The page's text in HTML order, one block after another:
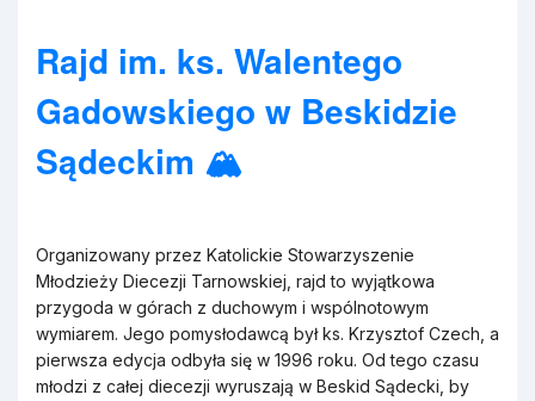
Rajd im. ks. Walentego
Gadowskiego w Beskidzie
Sądeckim 🏔️
Organizowany przez Katolickie Stowarzyszenie
Młodzieży Diecezji Tarnowskiej, rajd to wyjątkowa
przygoda w górach z duchowym i wspólnotowym
wymiarem. Jego pomysłodawcą był ks. Krzysztof Czech, a
pierwsza edycja odbyła się w 1996 roku. Od tego czasu
młodzi z całej diecezji wyruszają w Beskid Sądecki, by